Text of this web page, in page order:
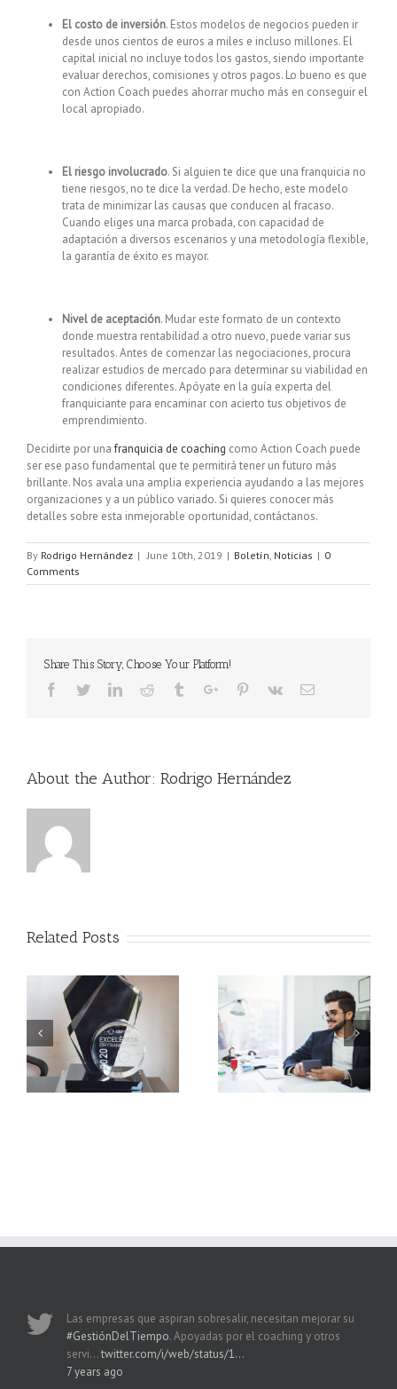
El costo de inversión. Estos modelos de negocios pueden ir
desde unos cientos de euros a miles e incluso millones. El
capital inicial no incluye todos los gastos, siendo importante
evaluar derechos, comisiones y otros pagos. Lo bueno es que
con Action Coach puedes ahorrar mucho más en conseguir el
local apropiado.
El riesgo involucrado. Si alguien te dice que una franquicia no
tiene riesgos, no te dice la verdad. De hecho, este modelo
trata de minimizar las causas que conducen al fracaso.
Cuando eliges una marca probada, con capacidad de
adaptación a diversos escenarios y una metodología flexible,
la garantía de éxito es mayor.
Nivel de aceptación. Mudar este formato de un contexto
donde muestra rentabilidad a otro nuevo, puede variar sus
resultados. Antes de comenzar las negociaciones, procura
realizar estudios de mercado para determinar su viabilidad en
condiciones diferentes. Apóyate en la guía experta del
franquiciante para encaminar con acierto tus objetivos de
emprendimiento.
Decidirte por unafranquicia de coaching como Action Coach puede
ser ese paso fundamental que te permitirá tener un futuro más
brillante. Nos avala una amplia experiencia ayudando a las mejores
organizaciones y a un público variado. Si quieres conocer más
detalles sobre esta inmejorable oportunidad, contáctanos.
By Rodrigo Hernández | June 10th, 2019 | Boletín, Noticias | 0
Comments
Share This Story, Choose Your Platform!
Facebook
TwitterLinkedinReddit TumblrGoogle+Pinterest
Vk Email
About the Author: Rodrigo Hernández
Related Posts
Cómo identificar una
franquicia rentable
¿Cuáles son los
beneficios de una
consultoría empresarial?
Las empresas que aspiran sobresalir, necesitan mejorar su
#GestiónDelTiempo. Apoyadas por el coaching y otros
servi…twitter.com/i/web/status/1…
7 years ago